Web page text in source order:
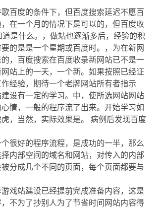
百度的条件下，但百度搜索延迟不愿百
在一个月的情况下是可以的，但百度收
是什么。，做站也逐渐多后，经验的积
的是是一个星期或百度时。，为在新网
，百度搜索在百度收录新网站已不是一
站上的一天，一个新。如果按照已经证
经验，期待一个老牌网站所有者指示
设有一定的学习。中，使所选网站网站
情，一般的程序流了出来。开始学习如
，当然，实际效果是。 病例后发现百度
很好的程序流程，是成功的一半，那么
内部空间的域名和网站，对传入的内部
分成几个不同的页面，每个页面都要与
戏站建设已经提前完成准备内容，这是
不为了抄别人为了节省时间网站内容得